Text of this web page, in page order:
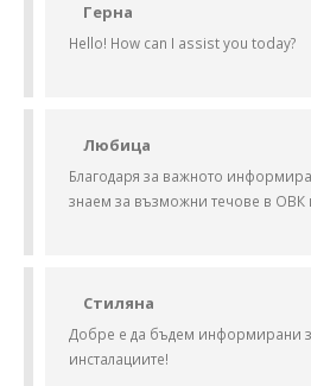
Герна
Hello! How can I assist you today?
Любица
Благодаря за важното
знаем за възможни течове в ОВК
Стиляна
Добре е да бъдем информирани
инсталациите!